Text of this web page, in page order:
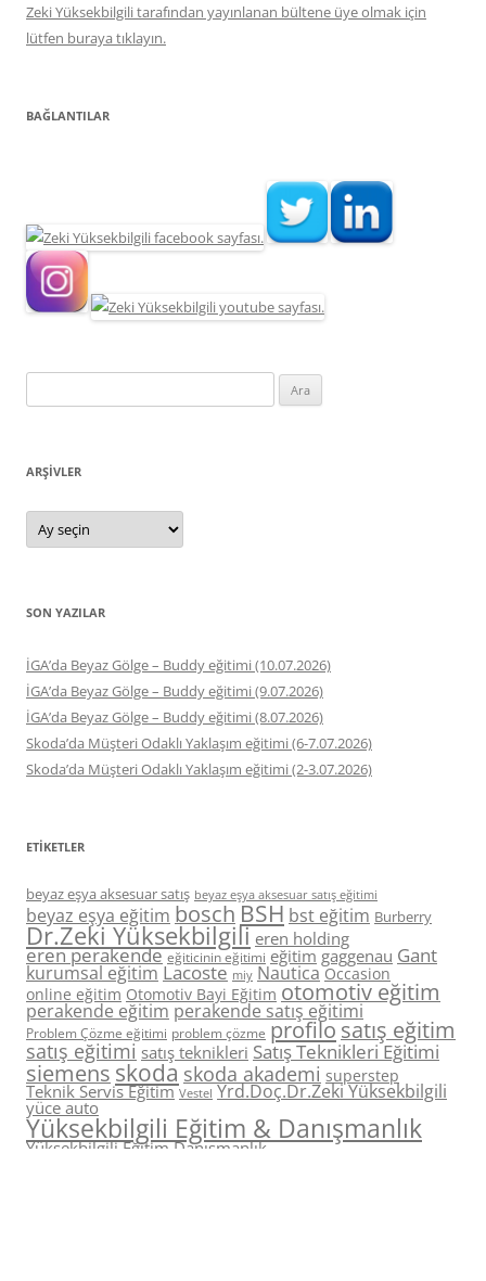
Zeki Yüksekbilgili tarafından yayınlanan bültene üye olmak için
lütfen buraya tıklayın.
BAĞLANTILAR
ARŞIVLER
Arşivler
SON YAZILAR
İGA’da Beyaz Gölge – Buddy eğitimi (10.07.2026)
İGA’da Beyaz Gölge – Buddy eğitimi (9.07.2026)
İGA’da Beyaz Gölge – Buddy eğitimi (8.07.2026)
Skoda’da Müşteri Odaklı Yaklaşım eğitimi (6-7.07.2026)
Skoda’da Müşteri Odaklı Yaklaşım eğitimi (2-3.07.2026)
ETIKETLER
beyaz eşya aksesuar satış beyaz eşya aksesuar satış eğitimi
beyaz eşya eğitim boschBSH bst eğitim Burberry
Dr.Zeki Yüksekbilgili eren holding
eren perakende eğiticinin eğitimi eğitim gaggenau Gant
kurumsal eğitim Lacoste miy Nautica Occasion
online eğitim Otomotiv Bayi Eğitim otomotiv eğitim
perakende eğitim perakende satış eğitimi
Problem Çözme eğitimi problem çözme profilo satış eğitim
satış eğitimi satış teknikleri Satış Teknikleri Eğitimi
siemens skoda skoda akademi superstep
Teknik Servis Eğitim Vestel Yrd.Doç.Dr.Zeki Yüksekbilgili
yüce auto
Yüksekbilgili Eğitim & Danışmanlık
Yüksekbilgili Eğitim Danışmanlık